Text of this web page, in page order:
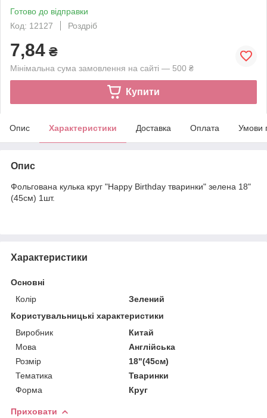
Готово до відправки
Код: 12127
Роздріб
7,84 ₴
Мінімальна сума замовлення на сайті — 500 ₴
Купити
Опис Характеристики Доставка Оплата Умови
Опис
Фольгована кулька круг "Happy Birthday тваринки" зелена 18"
(45см) 1шт.
Характеристики
Основні
Колір
Зелений
Користувальницькі характеристики
Виробник
Китай
Мова
Англійська
Розмір
18"(45см)
Тематика
Тваринки
Форма
Круг
Приховати